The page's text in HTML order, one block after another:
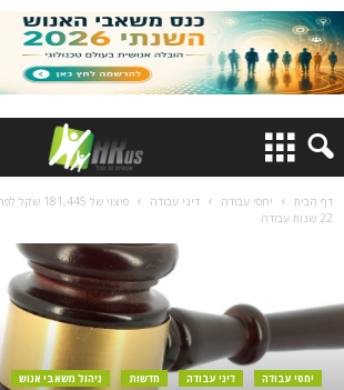
דף הבית יחסי עבודה דיני עבודה
פיצוי של
22 שנות עבודה
יחסי עבודה דיני עבודה חדשות ניהול משאבי אנוש